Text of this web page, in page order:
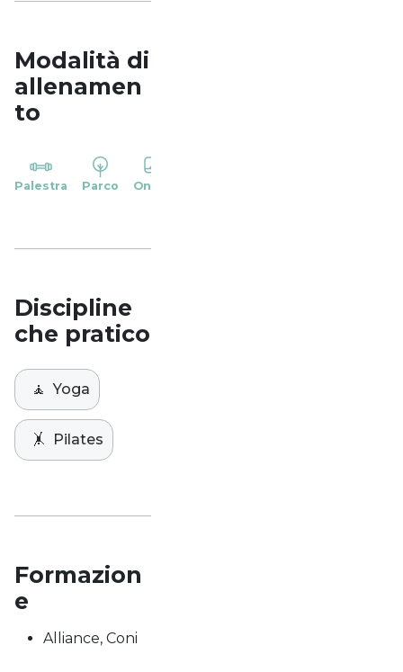
Modalità di
allenamen
to
Palestra Parco Online
Discipline
che pratico
🧘 Yoga
🤸 Pilates
Formazion
e
Alliance, Coni